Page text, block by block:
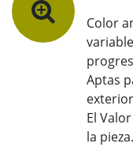
Color
Aptas
El
la pieza.